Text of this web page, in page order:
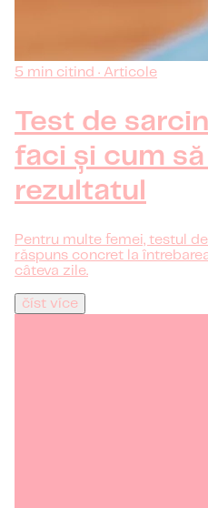
5 min citind · Articole
Test de
faci și cum
rezultatul
Pentru multe femei, testul
răspuns concret la
câteva zile.
číst více